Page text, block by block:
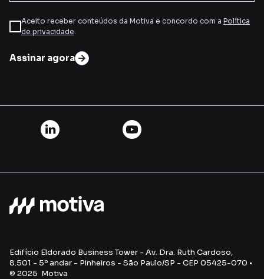
Aceito receber conteúdos da Motiva e concordo com a Política
de privacidade.
Assinar agora
Edifício Eldorado Business Tower - Av. Dra. Ruth Cardoso,
8.501 - 5º andar - Pinheiros - São Paulo/SP - CEP 05425-070 •
© 2025 Motiva